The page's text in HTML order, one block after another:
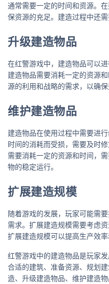
通常需要一定的时间和资源。
保资源的充足。建造过程中还
升级建造物品
在红警游戏中，建造物品可以
建造物品需要消耗一定的资源
源的利用和战略的需求，以确保
维护建造物品
建造物品在使用过程中需要进
时间的消耗而受损，需要及时
需要消耗一定的资源和时间，
物的稳定运行。
扩展建造规模
随着游戏的发展，玩家可能需
需求。扩展建造规模需要考虑
扩展建造规模可以提高生产效率
红警游戏中的建造物品是玩家
合适的建筑、准备资源、规划
造、升级建造物品、维护建造